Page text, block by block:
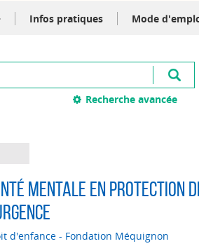
Infos pratiques Mode
Recherche avancée
mentale en protection
d'enfance - Fondation Méquignon